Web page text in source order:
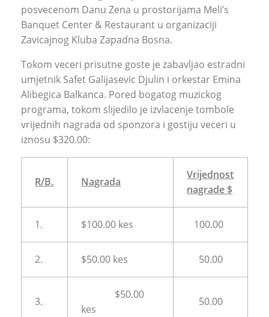
posvecenom Danu Zena u prostorijama Meli’s
Banquet Center & Restaurant u organizaciji
Zavicajnog Kluba Zapadna Bosna.
Tokom veceri prisutne goste je zabavljao estradni
umjetnik Safet Galijasevic Djulin i orkestar Emina
Alibegica Balkanca. Pored bogatog muzickog
programa, tokom slijedilo je izvlacenje tombole
vrijednih nagrada od sponzora i gostiju veceri u
iznosu $320.00:
R/B. Nagrada
Vrijednost
nagrade $
1. $100.00 kes 100.00
2. $50.00 kes 50.00
3.
$50.00
kes
50.00